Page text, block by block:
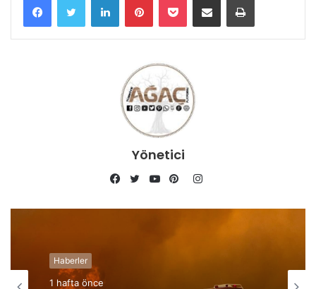
Yönetici
Instagram
Haberler
1 hafta önce